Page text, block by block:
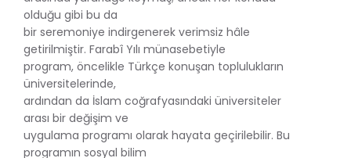
olduğu gibi bu da
bir seremoniye indirgenerek verimsiz hâle
getirilmiştir. Farabî Yılı münasebetiyle
program, öncelikle Türkçe konuşan toplulukların
üniversitelerinde,
ardından da İslam coğrafyasındaki üniversiteler
arası bir değişim ve
uygulama programı olarak hayata geçirilebilir. Bu
programın sosyal bilim